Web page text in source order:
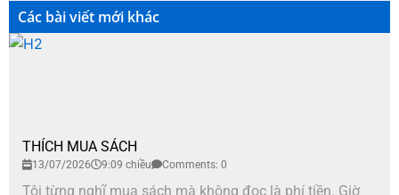
Các bài viết mới khác
THÍCH MUA SÁCH
13/07/2026 9:09 chiều Comments: 0
Tôi từng nghĩ mua sách mà không đọc là phí tiền. Giờ